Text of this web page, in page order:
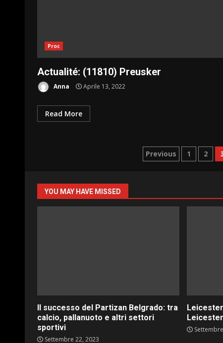
Proc
Actualité: (11810) Preusker
Anna Aprile 13, 2022
Read More
articoli
Previous 1 2
YOU MAY HAVE MISSED
Il successo del Partizan Belgrado: tra
calcio, pallanuoto e altri settori
sportivi
Settembre 22, 2023